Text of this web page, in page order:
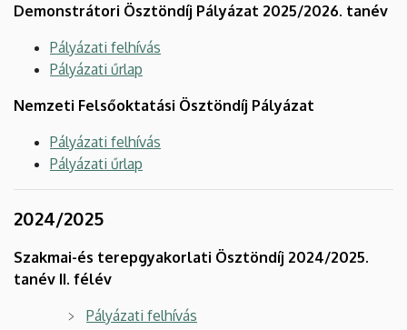
Demonstrátori Ösztöndíj Pályázat 2025/2026. tanév
Pályázati felhívás
Pályázati űrlap
Nemzeti Felsőoktatási Ösztöndíj Pályázat
Pályázati felhívás
Pályázati űrlap
2024/2025
Szakmai-és terepgyakorlati Ösztöndíj 2024/2025.
tanév II. félév
Pályázati felhívás